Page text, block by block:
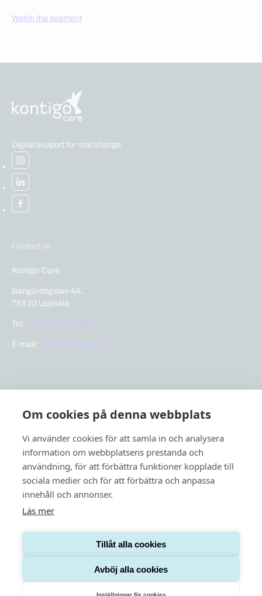
Om cookies på denna webbplats
Vi använder cookies för att samla in och analysera
information om webbplatsens prestanda och
användning, för att förbättra funktioner kopplade till
sociala medier och för att förbättra och anpassa
innehåll och annonser.
Läs mer
Tillåt alla cookies
Avböj alla cookies
Inställningar för cookies
Watch the segment
Digital support for real change
Contact us
Kontigo Care
Bangårdsgatan 4A,
753 20 Uppsala
Tel: +46 (0)18 410 88 80
E-mail: info@kontigocare.com
Links
Previct Care
Support
About us
News
Privacy policy